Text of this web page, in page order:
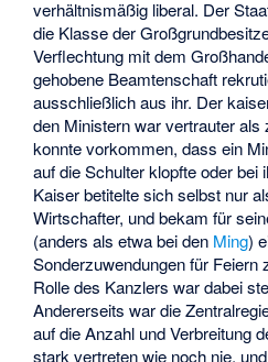
verhältnismäßig liberal. Der
die Klasse der
Verflechtung mit dem
gehobene Beamtenschaft
ausschließlich aus ihr. Der
den Ministern war vertrauter als
konnte vorkommen, dass ein
auf die Schulter klopfte oder bei
Kaiser betitelte sich selbst nur
Wirtschafter, und bekam für
(anders als etwa bei den Ming)
Sonderzuwendungen für Feiern
Rolle des Kanzlers war dabei
Andererseits war die
auf die Anzahl und Verbreitung
stark vertreten wie noch nie,